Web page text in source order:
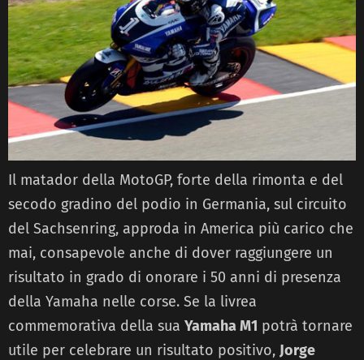
Il matador della MotoGP, forte della rimonta e del
secodo gradino del podio in Germania, sul circuito
del Sachsenring, approda in America più carico che
mai, consapevole anche di dover raggiungere un
risultato in grado di onorare i 50 anni di presenza
della Yamaha nelle corse. Se la livrea
commemorativa della sua Yamaha M1 potrà tornare
utile per celebrare un risultato positivo, Jorge